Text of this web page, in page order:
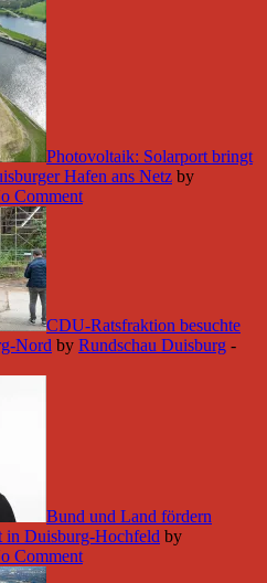
Photovoltaik: Solarport bringt
Hafen ans Netz by
Comment
CDU-Ratsfraktion besuchte
Nord by Rundschau Duisburg -
Bund und Land fördern
in Duisburg-Hochfeld by
Comment